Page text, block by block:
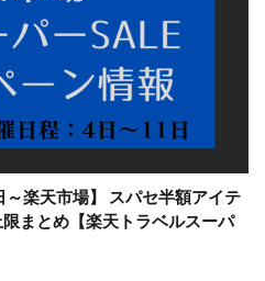
楽天市場】 スパセ半額アイテ
まとめ【楽天トラベルスーパ